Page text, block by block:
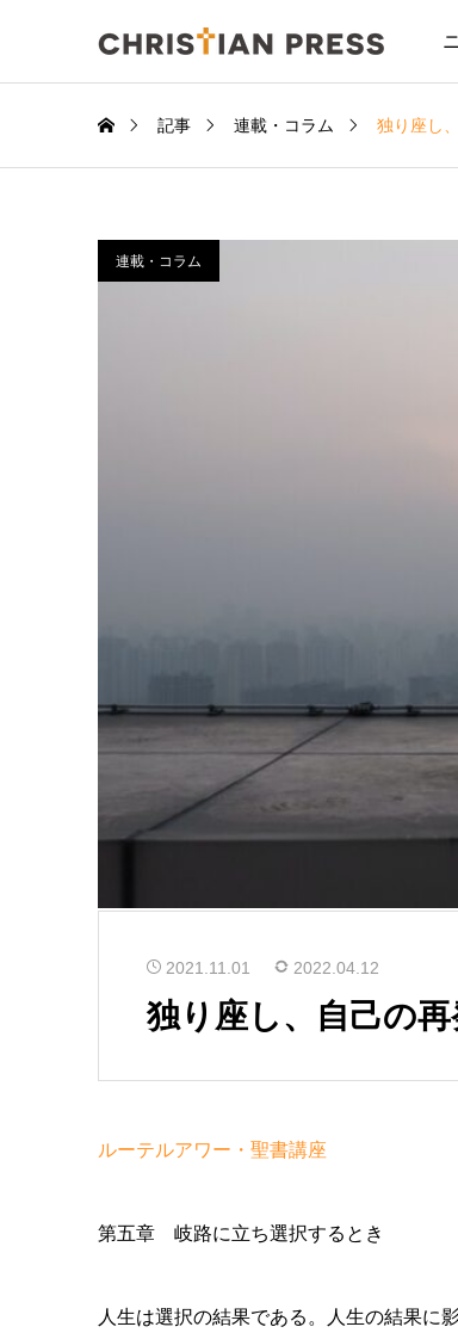
記事 連載・コラム 独り座し
連載・コラム
2021.11.01 2022.04.12
独り座し、自己の
ルーテルアワー・聖書講座
第五章 岐路に立ち選択するとき
人生は選択の結果である。人生の結果に